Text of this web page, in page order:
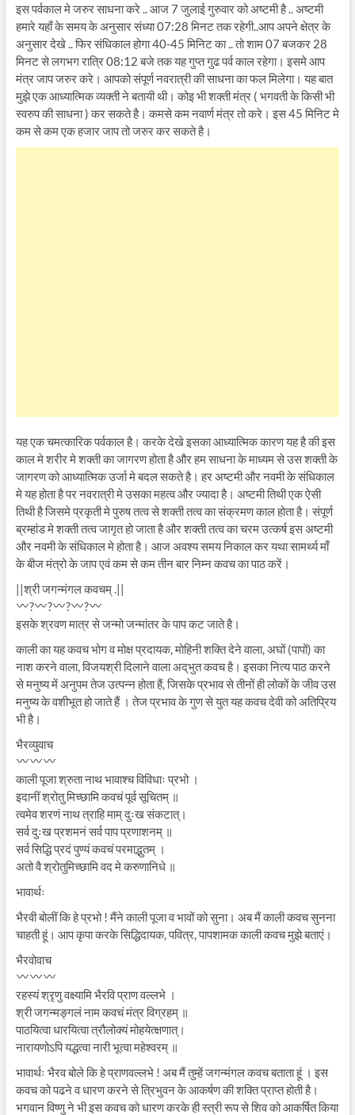
इस पर्वकाल मे जरुर साधना करे .. आज 7 जुलाई गुरुवार को अष्टमी है .. अष्टमी
हमारे यहाँ के समय के अनुसार संध्या 07:28 मिनट तक रहेगी..आप अपने क्षेत्र के
अनुसार देखे .. फिर संधिकाल होगा 40-45 मिनिट का .. तो शाम 07 बजकर 28
मिनट से लगभग रात्रि 08:12 बजे तक यह गुप्त गुढ पर्व काल रहेगा। इसमे आप
मंत्र जाप जरुर करे। आपको संपूर्ण नवरात्री की साधना का फल मिलेगा। यह बात
मुझे एक आध्यात्मिक व्यक्ती ने बतायी थी। कोइ भी शक्ती मंत्र ( भगवती के किसी भी
स्वरुप की साधना ) कर सकते है। कमसे कम नवार्ण मंत्र तो करे। इस 45 मिनिट मे
कम से कम एक हजार जाप तो जरुर कर सकते है।
यह एक चमत्कारिक पर्वकाल है। करके देखे इसका आध्यात्मिक कारण यह है की इस
काल मे शरीर मे शक्ती का जागरण होता है और हम साधना के माध्यम से उस शक्ती के
जागरण को आध्यात्मिक उर्जा मे बदल सकते है। हर अष्टमी और नवमी के संधिकाल
मे यह होता है पर नवरात्री मे उसका महत्व और ज्यादा है। अष्टमी तिथी एक ऐसी
तिथी है जिसमे प्रकृती मे पुरुष तत्व से शक्ती तत्व का संक्रमण काल होता है। संपूर्ण
ब्रम्हांड मे शक्ती तत्व जागृत हो जाता है और शक्ती तत्व का चरम उत्कर्ष इस अष्टमी
और नवमी के संधिकाल मे होता है। आज अवश्य समय निकाल कर यथा सामर्थ्य माँ
के बीज मंत्रो के जाप एवं कम से कम तीन बार निम्न कवच का पाठ करें।
||श्री जगन्मंगल कवचम् .||
?
? ?
?
इसके श्रवण मात्र से जन्मो जन्मांतर के पाप कट जाते है।
काली का यह कवच भोग व मोक्ष प्रदायक, मोहिनी शक्ति देने वाला, अघों (पापों) का
नाश करने वाला, विजयश्री दिलाने वाला अद्‌भुत कवच है। इसका नित्य पाठ करने
से मनुष्य में अनुपम तेज उत्पन्न होता हैं, जिसके प्रभाव से तीनों ही लोकों के जीव उस
मनुष्य के वशीभूत हो जाते हैं । तेज प्रभाव के गुण से युत यह कवच देवी को अतिप्रिय
भी है।
भैरव्युवाच
काली पूजा श्रुता नाथ भावाश्च विविधाः प्रभो ।
इदानीं श्रोतु मिच्छामि कवचं पूर्व सूचितम् ॥
त्वमेव शरणं नाथ त्राहि माम् दुःख संकटात्।
सर्व दुःख प्रशमनं सर्व पाप प्रणाशनम् ॥
सर्व सिद्धि प्रदं पुण्यं कवचं परमाद्भुतम् ।
अतो वै श्रोतुमिच्छामि वद मे करुणानिधे ॥
भावार्थः
भैरवी बोलीं कि हे प्रभो ! मैंने काली पूजा व भावों को सुना। अब मैं काली कवच सुनना
चाहती हूं। आप कृपा करके सिद्धिदायक, पवित्र, पापशामक काली कवच मुझे बताएं।
भैरवोवाच
रहस्यं श्रृणु वक्ष्यामि भैरवि प्राण वल्लभे ।
श्री जगन्मङ्गलं नाम कवचं मंत्र विग्रहम् ॥
पाठयित्वा धारयित्वा त्रौलोक्यं मोहयेत्क्षणात्।
नारायणोऽपि यद्धत्वा नारी भूत्वा महेश्वरम् ॥
भावार्थः भैरव बोले कि हे प्राणवल्लभे ! अब मैं तुम्हें जगन्मंगल कवच बताता हूं । इस
कवच को पढने व धारण करने से त्रिभुवन के आकर्षण की शक्ति प्राप्त होती है।
भगवान विष्णु ने भी इस कवच को धारण करके ही स्त्री रूप से शिव को आकर्षित किया